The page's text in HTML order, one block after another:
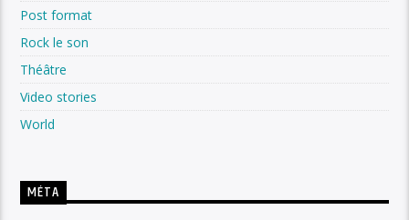
Post format
Rock le son
Théâtre
Video stories
World
MÉTA